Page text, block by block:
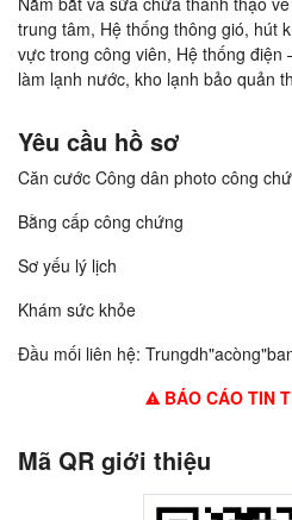
trung tâm, Hệ thống thông gió, hút
vực trong công viên, Hệ thống điện
làm lạnh nước, kho lạnh bảo quản
Yêu cầu hồ sơ
Căn cước Công dân photo công
Bằng cấp công chứng
Sơ yếu lý lịch
Khám sức khỏe
Đầu mối liên hệ:
BÁO CÁO TIN
Mã QR giới thiệu